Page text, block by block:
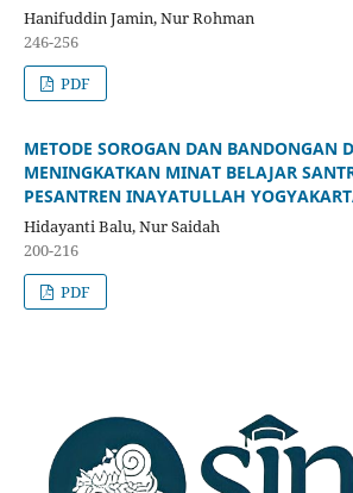
Hanifuddin Jamin, Nur Rohman
246-256
PDF
METODE SOROGAN DAN BANDONGAN
MENINGKATKAN MINAT BELAJAR
PESANTREN INAYATULLAH
Hidayanti Balu, Nur Saidah
200-216
PDF